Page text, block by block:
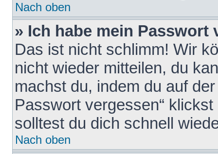
Nach oben
» Ich habe mein Passwort
Das ist nicht schlimm! Wir
nicht wieder mitteilen, du
machst du, indem du auf
Passwort vergessen“
solltest du dich schnell
Nach oben